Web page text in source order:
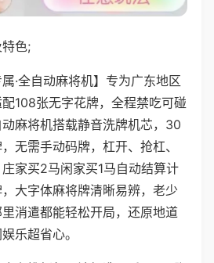
色;
属·全自动麻将机】专为广东地区
108张无字花牌，全程禁吃可碰
麻将机搭载静音洗牌机芯，30
无需手动码牌，杠开、抢杠、
家买2马闲家买1马自动结算计
大字体麻将牌清晰易辨，老少
消遣都能轻松开局，还原地道
乐超省心。